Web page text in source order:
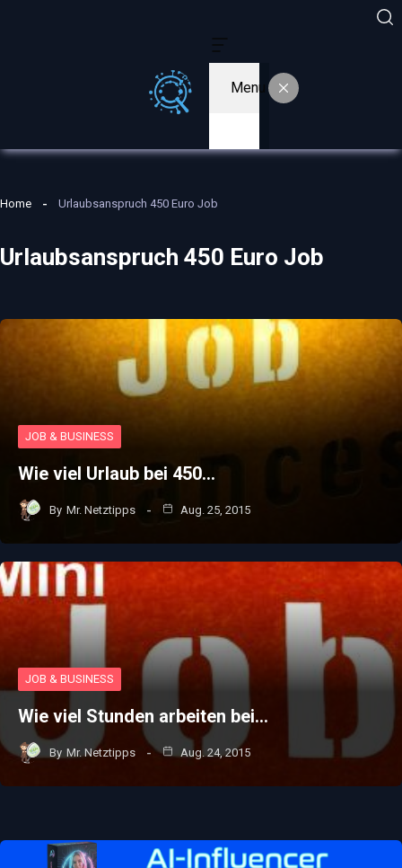
Menu
Home Urlaubsanspruch 450 Euro Job
Urlaubsanspruch 450 Euro Job
JOB & BUSINESS
Wie viel Urlaub bei 450…
By Mr. Netztipps Aug. 25, 2015
JOB & BUSINESS
Wie viel Stunden arbeiten bei…
By Mr. Netztipps Aug. 24, 2015